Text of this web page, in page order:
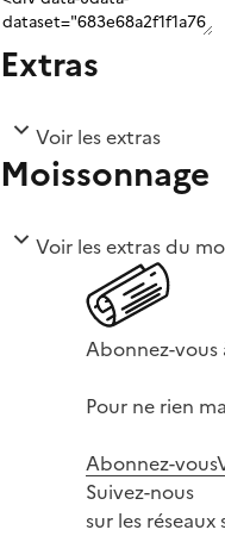
Extras
Voir les extras
Moissonnage
Voir les extras du
Abonnez-
Pour ne rien
Abonnez-vous
Suivez-nous
sur les réseaux